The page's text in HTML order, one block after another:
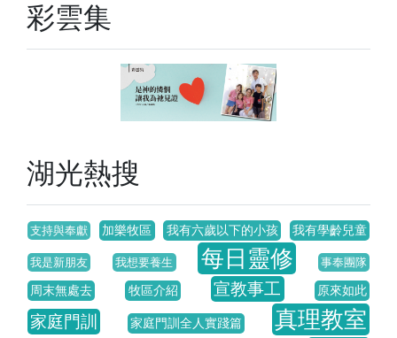
彩雲集
湖光熱搜
支持與奉獻 加樂牧區 我有六歲以下的小孩 我有學齡兒童
我是新朋友 我想要養生 每日靈修 事奉團隊
周末無處去 牧區介紹 宣教事工 原來如此
家庭門訓 家庭門訓全人實踐篇 真理教室